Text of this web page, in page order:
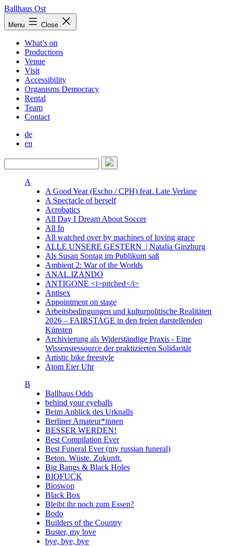
Skip
to
content
Ballhaus Ost
Ballhaus
Ost
Menu Close
What’s on
Productions
Venue
Visit
Accessibility
Organisms Democracy
Rental
Team
Contact
de
en
A
A Good Year (Escho / CPH) feat. Late Verlane
A Spectacle of herself
Acrobatics
All Day I Dream About Soccer
All In
All watched over by machines of loving grace
ALLE UNSERE GESTERN | Natalia Ginzburg
Als Susan Sontag im Publikum saß
Ambient 2: War of the Worlds
ANAL.IZANDO
ANTIGONE <i>pitched</i>
Antisex
Appointment on stage
Arbeitsbedingungen und kulturpolitische Realitäten
2026 – FAIRSTAGE in den freien darstellenden
Künsten
Archivierung als Widerständige Praxis - Eine
Wissensressource der praktizierten Solidarität
Artistic bike freestyle
Atom Eier Uhr
B
Ballhaus Odds
behind your eyeballs
Beim Anblick des Urknalls
Berliner Amateur*innen
BESSER WERDEN!
Best Compilation Ever
Best Funeral Ever (my russian funeral)
Beton. Wüste. Zukunft.
Big Bangs & Black Holes
BIOFUCK
Bioswop
Black Box
Bleibt ihr noch zum Essen?
Bodo
Builders of the Country
Buster, my love
bye, bye, bye